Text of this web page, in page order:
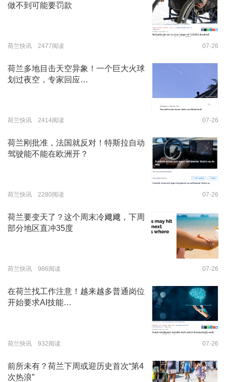
做不到可能要罚款
荷兰快讯 2477阅读 07-26
荷兰多地目击天空异象！一个巨大火球
划过夜空，专家回应…
荷兰快讯 2414阅读 07-26
荷兰刚批准，法国就反对！特斯拉自动
驾驶能不能在欧洲开？
荷兰快讯 2280阅读 07-26
荷兰要变天了？这个周末冷飕飕，下周
部分地区直冲35度
荷兰快讯 986阅读 07-26
在荷兰找工作注意！越来越多普通岗位
开始要求AI技能…
荷兰快讯 932阅读 07-26
前所未有？荷兰下周或迎历史首次“第4
次热浪”